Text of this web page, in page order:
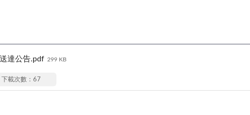
達公告.pdf 299 KB
下載次數：67